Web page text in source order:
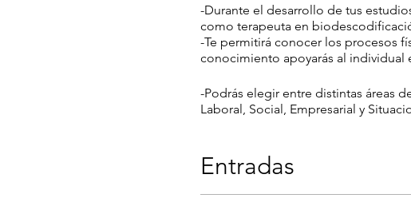
-Durante el desarrollo de tus
como terapeuta en
-Te permitirá conocer los procesos
conocimiento apoyarás al individual
-Podrás elegir entre distintas áreas
Laboral, Social, Empresarial y
Entradas